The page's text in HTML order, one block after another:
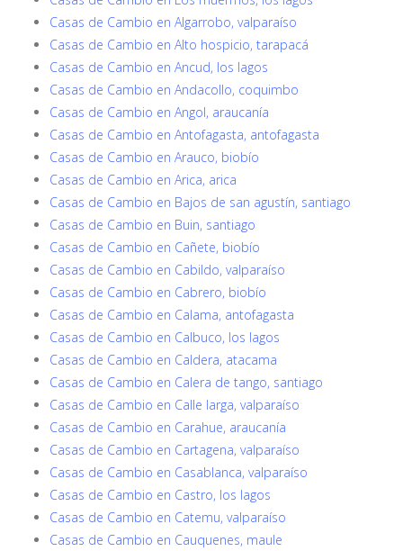
Casas de Cambio en Algarrobo, valparaíso
Casas de Cambio en Alto hospicio, tarapacá
Casas de Cambio en Ancud, los lagos
Casas de Cambio en Andacollo, coquimbo
Casas de Cambio en Angol, araucanía
Casas de Cambio en Antofagasta, antofagasta
Casas de Cambio en Arauco, biobío
Casas de Cambio en Arica, arica
Casas de Cambio en Bajos de san agustín, santiago
Casas de Cambio en Buin, santiago
Casas de Cambio en Cañete, biobío
Casas de Cambio en Cabildo, valparaíso
Casas de Cambio en Cabrero, biobío
Casas de Cambio en Calama, antofagasta
Casas de Cambio en Calbuco, los lagos
Casas de Cambio en Caldera, atacama
Casas de Cambio en Calera de tango, santiago
Casas de Cambio en Calle larga, valparaíso
Casas de Cambio en Carahue, araucanía
Casas de Cambio en Cartagena, valparaíso
Casas de Cambio en Casablanca, valparaíso
Casas de Cambio en Castro, los lagos
Casas de Cambio en Catemu, valparaíso
Casas de Cambio en Cauquenes, maule